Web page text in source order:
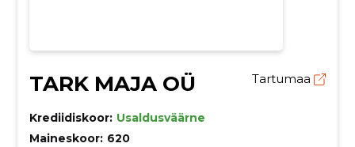
TARK MAJA OÜ Tartumaa
Krediidiskoor: Usaldusväärne
Maineskoor: 620